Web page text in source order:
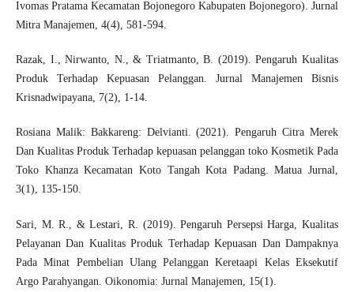
Ivomas Pratama Kecamatan Bojonegoro Kabupaten Bojonegoro). Jurnal
Mitra Manajemen, 4(4), 581-594.
Razak, I., Nirwanto, N., & Triatmanto, B. (2019). Pengaruh Kualitas
Produk Terhadap Kepuasan Pelanggan. Jurnal Manajemen Bisnis
Krisnadwipayana, 7(2), 1-14.
Rosiana Malik: Bakkareng: Delvianti. (2021). Pengaruh Citra Merek
Dan Kualitas Produk Terhadap kepuasan pelanggan toko Kosmetik Pada
Toko Khanza Kecamatan Koto Tangah Kota Padang. Matua Jurnal,
3(1), 135-150.
Sari, M. R., & Lestari, R. (2019). Pengaruh Persepsi Harga, Kualitas
Pelayanan Dan Kualitas Produk Terhadap Kepuasan Dan Dampaknya
Pada Minat Pembelian Ulang Pelanggan Keretaapi Kelas Eksekutif
Argo Parahyangan. Oikonomia: Jurnal Manajemen, 15(1).